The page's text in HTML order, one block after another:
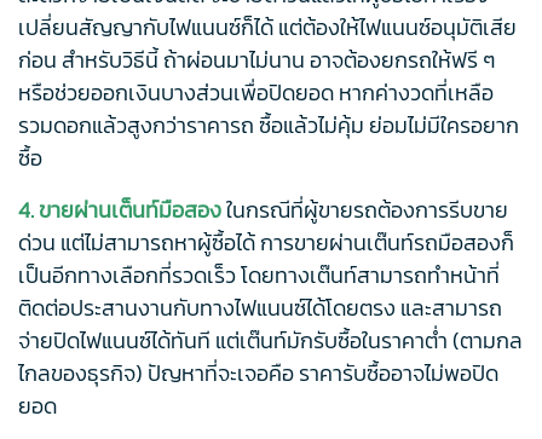
เปลี่ยนสัญญากับไฟแนนซ์ก็ได้ แต่ต้องให้ไฟแนนซ์อนุมัติเสีย
ก่อน สำหรับวิธีนี้ ถ้าผ่อนมาไม่นาน อาจต้องยกรถให้ฟรี ๆ
หรือช่วยออกเงินบางส่วนเพื่อปิดยอด หากค่างวดที่เหลือ
รวมดอกแล้วสูงกว่าราคารถ ซื้อแล้วไม่คุ้ม ย่อมไม่มีใครอยาก
ซื้อ
4. ขายผ่านเต็นท์มือสองในกรณีที่ผู้ขายรถต้องการรีบขาย
ด่วน แต่ไม่สามารถหาผู้ซื้อได้ การขายผ่านเต๊นท์รถมือสองก็
เป็นอีกทางเลือกที่รวดเร็ว โดยทางเต๊นท์สามารถทำหน้าที่
ติดต่อประสานงานกับทางไฟแนนซ์ได้โดยตรง และสามารถ
จ่ายปิดไฟแนนซ์ได้ทันที แต่เต๊นท์มักรับซื้อในราคาต่ำ (ตามกล
ไกลของธุรกิจ) ปัญหาที่จะเจอคือ ราคารับซื้ออาจไม่พอปิด
ยอด